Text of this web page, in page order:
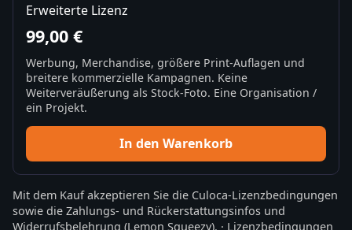
Erweiterte Lizenz
99,00 €
Werbung, Merchandise, größere Print-Auflagen und
breitere kommerzielle Kampagnen. Keine
Weiterveräußerung als Stock-Foto. Eine Organisation /
ein Projekt.
In den Warenkorb
Mit dem Kauf akzeptieren Sie die Culoca-Lizenzbedingungen
sowie die Zahlungs- und Rückerstattungsinfos und
Widerrufsbelehrung (Lemon Squeezy). · Lizenzbedingungen